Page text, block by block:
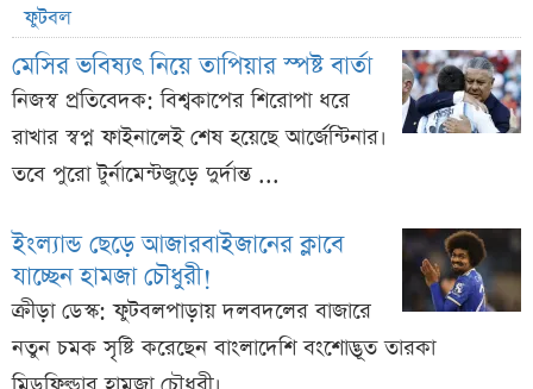
ফুটবল
মেসির ভবিষ্যৎ নিয়ে তাপিয়ার স্পষ্ট বার্তা
নিজস্ব প্রতিবেদক: বিশ্বকাপের শিরোপা ধরে
রাখার স্বপ্ন ফাইনালেই শেষ হয়েছে আর্জেন্টিনার।
তবে পুরো টুর্নামেন্টজুড়ে দুর্দান্ত ...
ইংল্যান্ড ছেড়ে আজারবাইজানের ক্লাবে
যাচ্ছেন হামজা চৌধুরী!
ক্রীড়া ডেস্ক: ফুটবলপাড়ায় দলবদলের বাজারে
নতুন চমক সৃষ্টি করেছেন বাংলাদেশি বংশোদ্ভূত তারকা